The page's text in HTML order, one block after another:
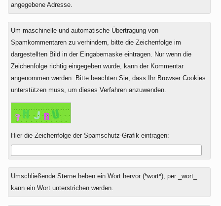
angegebene Adresse.
Um maschinelle und automatische Übertragung von
Spamkommentaren zu verhindern, bitte die Zeichenfolge im
dargestellten Bild in der Eingabemaske eintragen. Nur wenn die
Zeichenfolge richtig eingegeben wurde, kann der Kommentar
angenommen werden. Bitte beachten Sie, dass Ihr Browser Cookies
unterstützen muss, um dieses Verfahren anzuwenden.
Hier die Zeichenfolge der Spamschutz-Grafik eintragen:
Umschließende Sterne heben ein Wort hervor (*wort*), per _wort_
kann ein Wort unterstrichen werden.